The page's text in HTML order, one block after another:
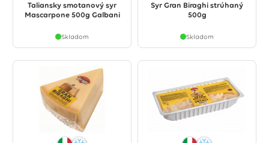
Taliansky smotanový syr
Mascarpone 500g Galbani
Skladom
Syr Gran Biraghi strúhaný
500g
Skladom